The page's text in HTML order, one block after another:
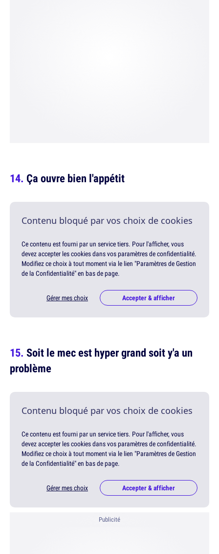
Ça ouvre bien l'appétit
Contenu bloqué par vos choix de cookies
Ce contenu est fourni par un service tiers. Pour l'afficher, vous
devez accepter les cookies dans vos paramètres de confidentialité.
Modifiez ce choix à tout moment via le lien "Paramètres de Gestion
de la Confidentialité" en bas de page.
Gérer mes choix Accepter & afficher
Soit le mec est hyper grand soit y'a un
problème
Contenu bloqué par vos choix de cookies
Ce contenu est fourni par un service tiers. Pour l'afficher, vous
devez accepter les cookies dans vos paramètres de confidentialité.
Modifiez ce choix à tout moment via le lien "Paramètres de Gestion
de la Confidentialité" en bas de page.
Gérer mes choix Accepter & afficher
Publicité